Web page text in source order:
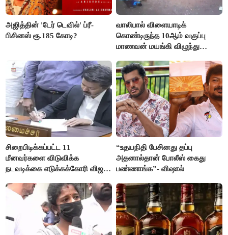
அஜித்தின் 'டேர் டெவில்' ப்ரீ-
பிசினஸ் ரூ.185 கோடி?
வாலிபால் விளையாடிக்
கொண்டிருந்த 10ஆம் வகுப்பு
மாணவன் மயங்கி விழுந்து
சிறைபிடிக்கப்பட்ட 11
மீனவர்களை விடுவிக்க
நடவடிக்கை எடுக்கக்கோரி விஜய்
“உதயநிதி பேசினது தப்பு
அதனால்தான் போலீஸ் கைது
பண்ணாங்க”- விஷால்